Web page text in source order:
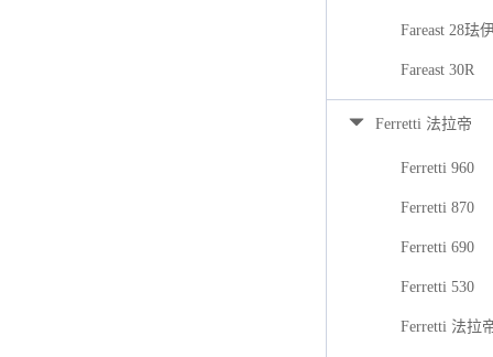
Fareast 28珐
Fareast 30R
Ferretti 法拉帝
Ferretti 960
Ferretti 870
Ferretti 690
Ferretti 530
Ferretti 法拉